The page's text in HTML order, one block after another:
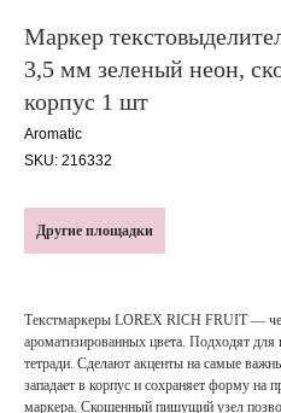
Маркер
3,5 мм зеленый неон,
корпус 1 шт
Aromatic
SKU: 216332
Другие площадки
Текстмаркеры LOREX RICH FRUIT —
ароматизированных цвета. Подходят для
тетради. Сделают акценты на самые
западает в корпус и сохраняет форму на
маркера. Скошенный пишущий узел